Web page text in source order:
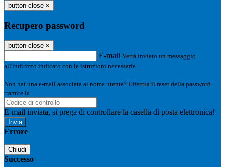
button close ×
Recupero password
button close ×
E-mail Verrà inviato un messaggio
all'indirizzo indicato con le istruzioni necessarie.
Non hai una e-mail associata al nome utente? Effettua il reset della password
tramite la
E-mail inviata, si prega di controllare la casella di posta elettronica!
Errore
Chiudi
Successo